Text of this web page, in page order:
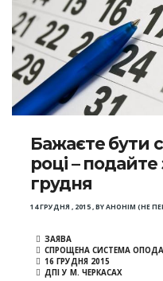
Бажаєте бути
році – подайте
грудня
14 ГРУДНЯ , 2015,BYАНОНІМ (НЕ
ЗАЯВА
СПРОЩЕНА СИСТЕМА
16 ГРУДНЯ 2015
ДПІ У М. ЧЕРКАСАХ